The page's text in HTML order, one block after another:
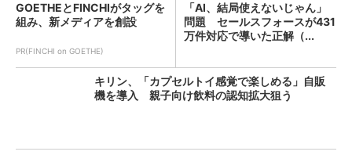
GOETHEとFINCHIがタッグを
組み、新メディアを創設
PR(FINCHI on GOETHE)
「AI、結局使えないじゃん」
問題 セールスフォースが431
万件対応で導いた正解（...
キリン、「カプセルトイ感覚で楽しめる」自販
機を導入 親子向け飲料の認知拡大狙う